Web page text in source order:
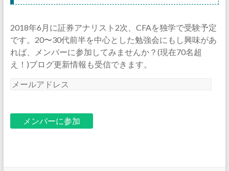
2018年6月に証券アナリスト2次、CFAを独学で受験予定
です。20〜30代前半を中心とした勉強会にもし興味があ
れば、メンバーに参加してみませんか？(現在70名超
え！)ブログ更新情報も受信できます。
メ